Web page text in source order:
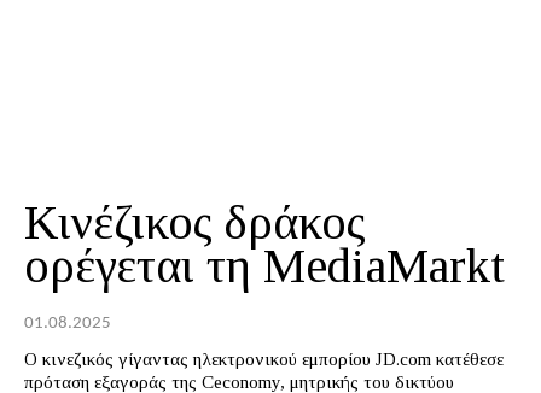
Κινέζικος δράκος
ορέγεται τη MediaMarkt
01.08.2025
Ο κινεζικός γίγαντας ηλεκτρονικού εμπορίου JD.com κατέθεσε
πρόταση εξαγοράς της Ceconomy, μητρικής του δικτύου